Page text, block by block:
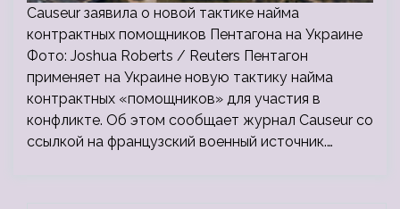
Causeur заявила о новой тактике найма
контрактных помощников Пентагона на Украине
Фото: Joshua Roberts / Reuters Пентагон
применяет на Украине новую тактику найма
контрактных «помощников» для участия в
конфликте. Об этом сообщает журнал Causeur со
ссылкой на французский военный источник.…